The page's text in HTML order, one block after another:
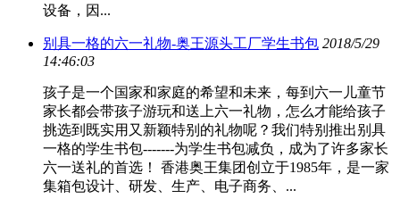
设备，因...
别具一格的六一礼物-奥王源头工厂学生书包 2018/5/29
14:46:03
孩子是一个国家和家庭的希望和未来，每到六一儿童节
家长都会带孩子游玩和送上六一礼物，怎么才能给孩子
挑选到既实用又新颖特别的礼物呢？我们特别推出别具
一格的学生书包-------为学生书包减负，成为了许多家长
六一送礼的首选！ 香港奥王集团创立于1985年，是一家
集箱包设计、研发、生产、电子商务、...